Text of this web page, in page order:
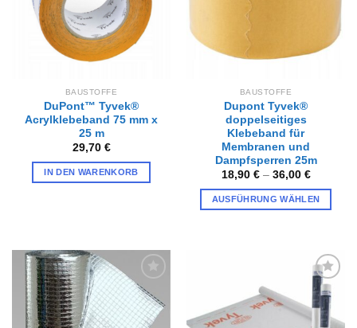
BAUSTOFFE
DuPont™ Tyvek®
Acrylklebeband 75 mm x
25 m
29,70 €
IN DEN WARENKORB
BAUSTOFFE
Dupont Tyvek®
doppelseitiges
Klebeband für
Membranen und
Dampfsperren 25m
18,90 €– 36,00 €
AUSFÜHRUNG WÄHLEN
Varianten
auf.
Zur
Wunschliste
hinzufügen
Zur
Wunschliste
hinzufügen